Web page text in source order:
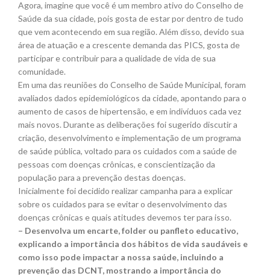
Agora, imagine que você é um membro ativo do Conselho de
Saúde da sua cidade, pois gosta de estar por dentro de tudo
que vem acontecendo em sua região. Além disso, devido sua
área de atuação e a crescente demanda das PICS, gosta de
participar e contribuir para a qualidade de vida de sua
comunidade.
Em uma das reuniões do Conselho de Saúde Municipal, foram
avaliados dados epidemiológicos da cidade, apontando para o
aumento de casos de hipertensão, e em indivíduos cada vez
mais novos. Durante as deliberações foi sugerido discutir a
criação, desenvolvimento e implementação de um programa
de saúde pública, voltado para os cuidados com a saúde de
pessoas com doenças crônicas, e conscientização da
população para a prevenção destas doenças.
Inicialmente foi decidido realizar campanha para a explicar
sobre os cuidados para se evitar o desenvolvimento das
doenças crônicas e quais atitudes devemos ter para isso.
– Desenvolva um encarte, folder ou panfleto educativo,
explicando a importância dos hábitos de vida saudáveis e
como isso pode impactar a nossa saúde, incluindo a
prevenção das DCNT, mostrando a importância do